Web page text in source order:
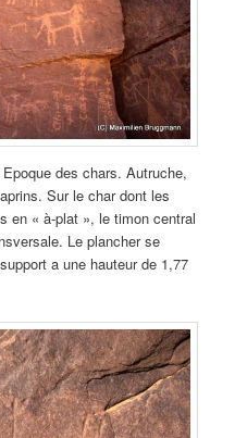
des chars. Autruche,
Sur le char dont les
en « à-plat », le timon central
Le plancher se
a une hauteur de 1,77